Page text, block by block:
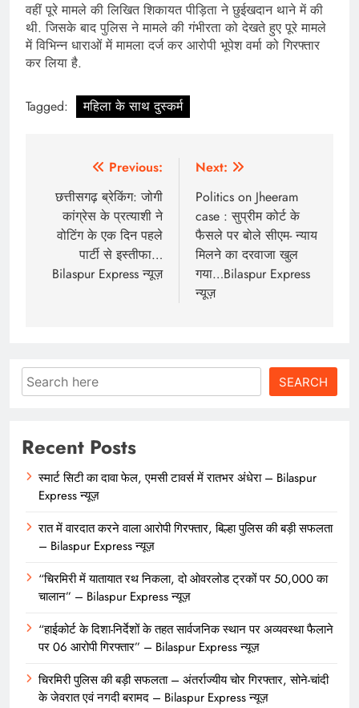
वहीं पूरे मामले की लिखित शिकायत पीड़िता ने छुईखदान थाने में की
थी. जिसके बाद पुलिस ने मामले की गंभीरता को देखते हुए पूरे मामले
में विभिन्न धाराओं में मामला दर्ज कर आरोपी भूपेश वर्मा को गिरफ्तार
कर लिया है.
Tagged: महिला के साथ दुस्कर्म
navigation
Previous:
छत्तीसगढ़ ब्रेकिंग: जोगी
कांग्रेस के प्रत्याशी ने
वोटिंग के एक दिन पहले
पार्टी से इस्तीफा…
Bilaspur Express न्यूज़
Next:
Politics on Jheeram
case : सुप्रीम कोर्ट के
फैसले पर बोले सीएम- न्याय
मिलने का दरवाजा खुल
गया…Bilaspur Express
न्यूज़
Search SEARCH
Recent Posts
स्मार्ट सिटी का दावा फेल, एमसी टावर्स में रातभर अंधेरा – Bilaspur
Express न्यूज़
रात में वारदात करने वाला आरोपी गिरफ्तार, बिल्हा पुलिस की बड़ी सफलता
– Bilaspur Express न्यूज़
“चिरमिरी में यातायात रथ निकला, दो ओवरलोड ट्रकों पर 50,000 का
चालान” – Bilaspur Express न्यूज़
“हाईकोर्ट के दिशा-निर्देशों के तहत सार्वजनिक स्थान पर अव्यवस्था फैलाने
पर 06 आरोपी गिरफ्तार” – Bilaspur Express न्यूज़
चिरमिरी पुलिस की बड़ी सफलता – अंतर्राज्यीय चोर गिरफ्तार, सोने-चांदी
के जेवरात एवं नगदी बरामद – Bilaspur Express न्यूज़